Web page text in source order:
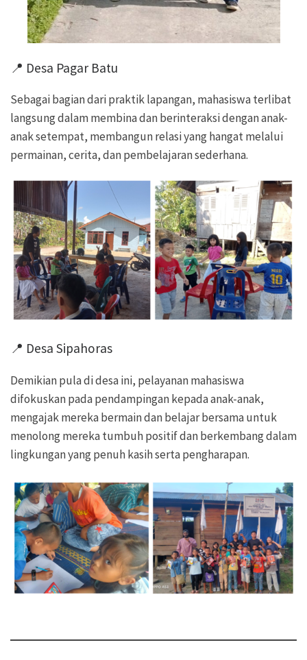
📍 Desa Pagar Batu
Sebagai bagian dari praktik lapangan, mahasiswa terlibat
langsung dalam membina dan berinteraksi dengan anak-
anak setempat, membangun relasi yang hangat melalui
permainan, cerita, dan pembelajaran sederhana.
📍 Desa Sipahoras
Demikian pula di desa ini, pelayanan mahasiswa
difokuskan pada pendampingan kepada anak-anak,
mengajak mereka bermain dan belajar bersama untuk
menolong mereka tumbuh positif dan berkembang dalam
lingkungan yang penuh kasih serta pengharapan.